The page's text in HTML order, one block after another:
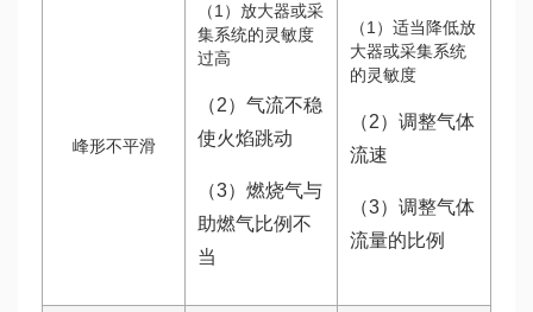
峰形不平滑
（1）放大器或采
集系统的灵敏度
过高
（2）气流不稳
使火焰跳动
（3）燃烧气与
助燃气比例不
当
（1）适当降低放
大器或采集系统
的灵敏度
（2）调整气体
流速
（3）调整气体
流量的比例